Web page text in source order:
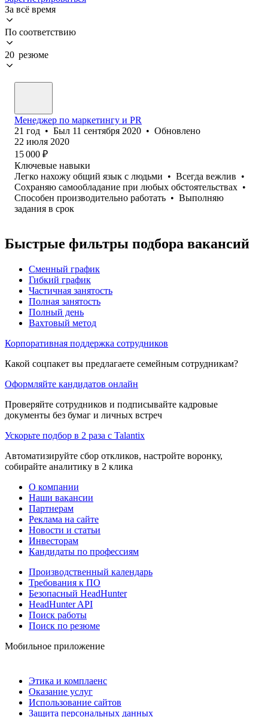
За всё время
По соответствию
20 резюме
Менеджер по маркетингу и PR
21 год • Был 11 сентября 2020 • Обновлено
22 июля 2020
15 000 ₽
Ключевые навыки
Легко нахожу общий язык с людьми • Всегда вежлив •
Сохраняю самообладание при любых обстоятельствах •
Способен производительно работать • Выполняю
задания в срок
Быстрые фильтры подбора вакансий
Сменный график
Гибкий график
Частичная занятость
Полная занятость
Полный день
Вахтовый метод
Корпоративная поддержка сотрудников
Какой соцпакет вы предлагаете семейным сотрудникам?
Оформляйте кандидатов онлайн
Проверяйте сотрудников и подписывайте кадровые
документы без бумаг и личных встреч
Ускорьте подбор в 2 раза с Talantix
Автоматизируйте сбор откликов, настройте воронку,
собирайте аналитику в 2 клика
О компании
Наши вакансии
Партнерам
Реклама на сайте
Новости и статьи
Инвесторам
Кандидаты по профессиям
Производственный календарь
Требования к ПО
Безопасный HeadHunter
HeadHunter API
Поиск работы
Поиск по резюме
Мобильное приложение
Этика и комплаенс
Оказание услуг
Использование сайтов
Защита персональных данных